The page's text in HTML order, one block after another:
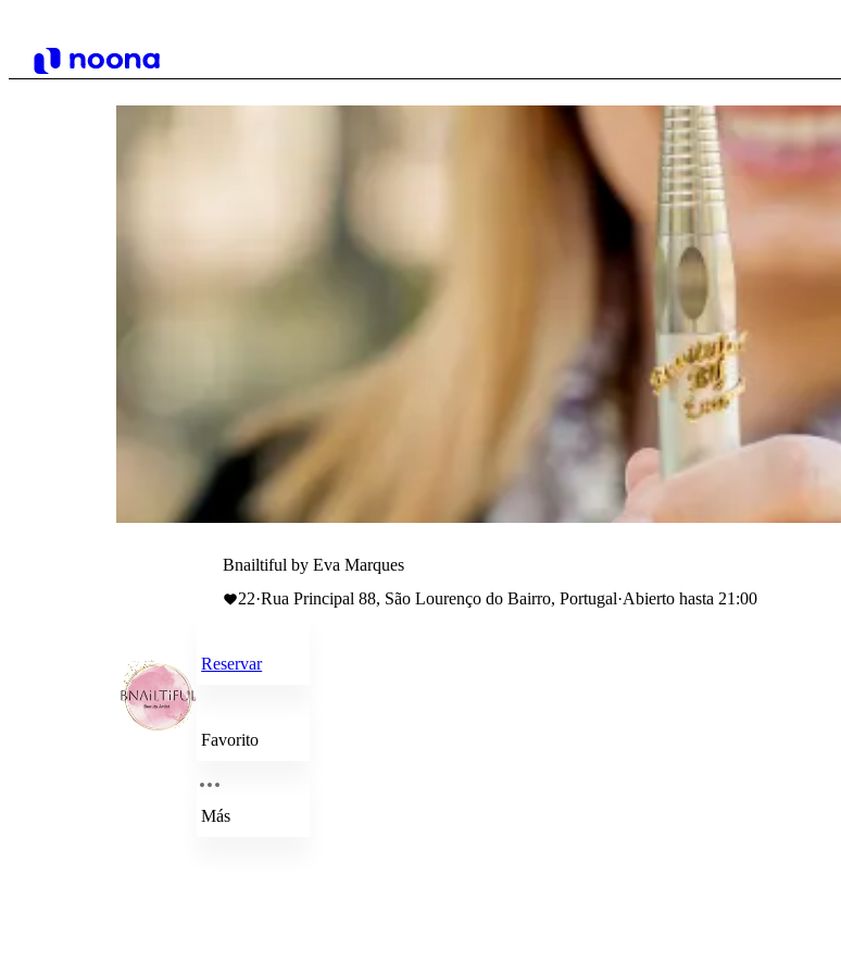
Bnailtiful by Eva Marques
22·Rua Principal 88, São Lourenço do Bairro, Portugal·Abierto hasta 21:00
Reservar
Favorito
Más